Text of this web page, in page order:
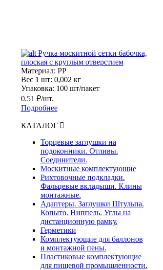
Ручка москитной сетки бабочка,
плоская с круглым отверстием
Материал: PP
Вес 1 шт: 0,002 кг
Упаковка: 100 шт/пакет
0.51 ₽/шт.
Подробнее
КАТАЛОГ
Торцевые заглушки на
подоконники. Отливы.
Соединители.
Москитные комплектующие
Рихтовочные подкладки.
Фальцевые вкладыши. Клины
монтажные.
Адаптеры. Заглушки Штульпа.
Копыто. Ниппель. Углы на
дистанционную рамку.
Герметики
Комплектующие для баллонов
и монтажной пены.
Пластиковые комплектующие
для пищевой промышленности.